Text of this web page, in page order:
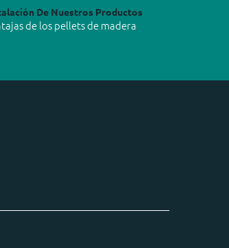
De Nuestros Productos
de los pellets de madera